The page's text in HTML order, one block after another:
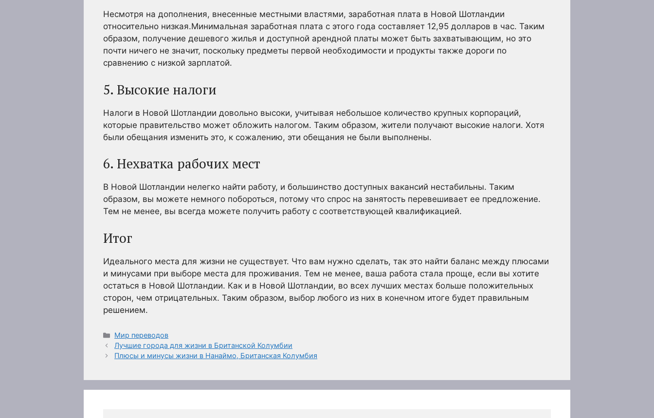
Несмотря на дополнения, внесенные местными властями, заработная плата в Новой Шотландии
относительно низкая.Минимальная заработная плата с этого года составляет 12,95 долларов в час. Таким
образом, получение дешевого жилья и доступной арендной платы может быть захватывающим, но это
почти ничего не значит, поскольку предметы первой необходимости и продукты также дороги по
сравнению с низкой зарплатой.
5. Высокие налоги
Налоги в Новой Шотландии довольно высоки, учитывая небольшое количество крупных корпораций,
которые правительство может обложить налогом. Таким образом, жители получают высокие налоги. Хотя
были обещания изменить это, к сожалению, эти обещания не были выполнены.
6. Нехватка рабочих мест
В Новой Шотландии нелегко найти работу, и большинство доступных вакансий нестабильны. Таким
образом, вы можете немного побороться, потому что спрос на занятость перевешивает ее предложение.
Тем не менее, вы всегда можете получить работу с соответствующей квалификацией.
Итог
Идеального места для жизни не существует. Что вам нужно сделать, так это найти баланс между плюсами
и минусами при выборе места для проживания. Тем не менее, ваша работа стала проще, если вы хотите
остаться в Новой Шотландии. Как и в Новой Шотландии, во всех лучших местах больше положительных
сторон, чем отрицательных. Таким образом, выбор любого из них в конечном итоге будет правильным
решением.
Рубрики
Мир переводов
Лучшие города для жизни в Британской Колумбии
Плюсы и минусы жизни в Нанаймо, Британская Колумбия